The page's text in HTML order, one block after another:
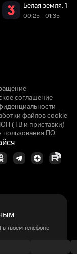
Белая земля. 1-я
00:25 - 01:35
соглашение
файлов cookie
(ТВ и приставки)
пользования ПО
твоем телефоне